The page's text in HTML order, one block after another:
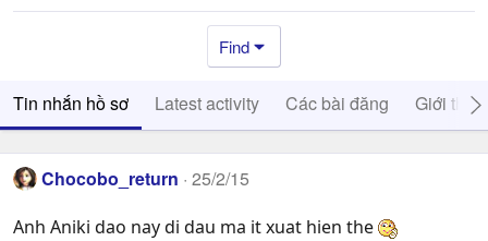
Find
Tin nhắn hồ sơ Latest activity Các bài đăng Giới thiệu
Chocobo_return 25/2/15
Anh Aniki dao nay di dau ma it xuat hien the